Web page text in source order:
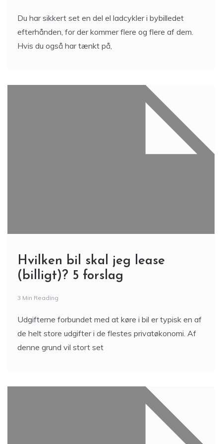
Du har sikkert set en del el ladcykler i bybilledet
efterhånden, for der kommer flere og flere af dem.
Hvis du også har tænkt på,
Hvilken bil skal jeg lease
(billigt)? 5 forslag
3 Min Reading
Udgifterne forbundet med at køre i bil er typisk en af
de helt store udgifter i de flestes privatøkonomi. Af
denne grund vil stort set